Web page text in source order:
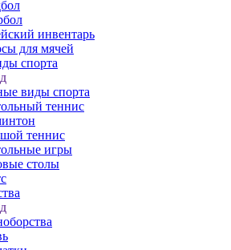
инвентарь
для мячей
спорта
виды спорта
теннис
теннис
игры
столы